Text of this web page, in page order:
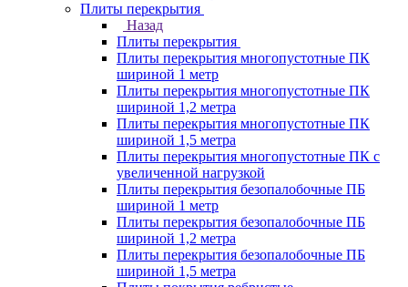
Плиты перекрытия
Назад
Плиты перекрытия
Плиты перекрытия многопустотные ПК
шириной 1 метр
Плиты перекрытия многопустотные ПК
шириной 1,2 метра
Плиты перекрытия многопустотные ПК
шириной 1,5 метра
Плиты перекрытия многопустотные ПК с
увеличенной нагрузкой
Плиты перекрытия безопалобочные ПБ
шириной 1 метр
Плиты перекрытия безопалобочные ПБ
шириной 1,2 метра
Плиты перекрытия безопалобочные ПБ
шириной 1,5 метра